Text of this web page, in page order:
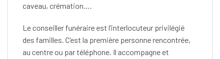
caveau, crémation….
Le conseiller funéraire est l’interlocuteur privilégié
des familles. C’est la première personne rencontrée,
au centre ou par téléphone. Il accompagne et